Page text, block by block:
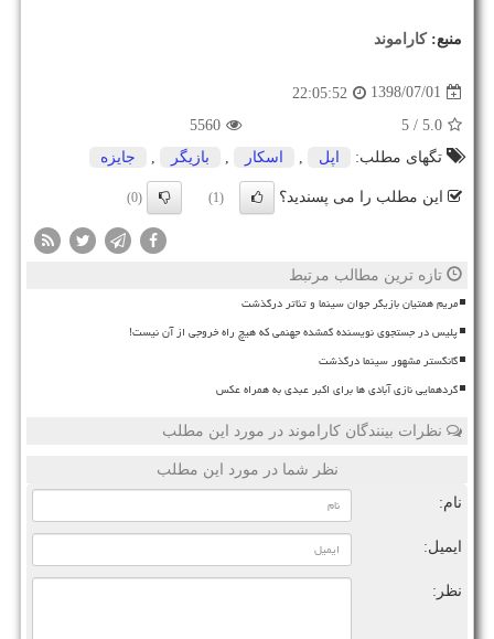
منبع:كاراموند
1398/07/01
22:05:52
5.0
/ 5
5560
تگهای مطلب:
اپل اسكار بازیگر جایزه
این مطلب را می پسندید؟ (1)
(0)
تازه ترین مطالب مرتبط
مریم همتیان بازیگر جوان سینما و تئاتر درگذشت
پلیس در جستجوی نویسنده گمشده جهنمی که هیچ راه خروجی از آن نیست!
گانگستر مشهور سینما درگذشت
گردهمایی نازی آبادی ها برای اکبر عبدی به همراه عکس
نظرات بینندگان کاراموند در مورد این مطلب
نظر شما در مورد این مطلب
نام:
ایمیل:
نظر: